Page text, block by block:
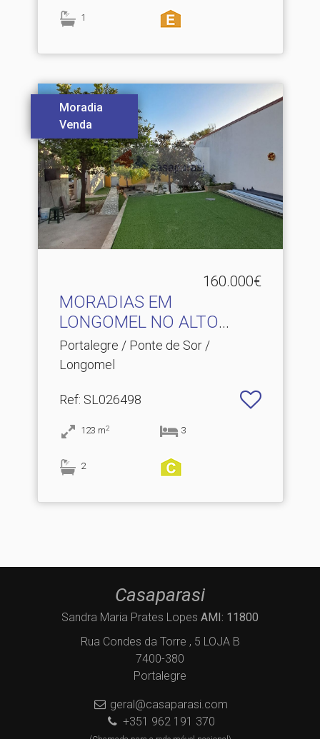
1
Moradia
Venda
160.000€
MORADIAS EM
LONGOMEL NO ALTO
ALENTEJO
Portalegre / Ponte de Sor /
Longomel
Ref: SL026498
123 m2 3
2
Casaparasi
Sandra Maria Prates Lopes AMI: 11800
Rua Condes da Torre , 5 LOJA B
7400-380
Portalegre
geral@casaparasi.com
+351 962 191 370